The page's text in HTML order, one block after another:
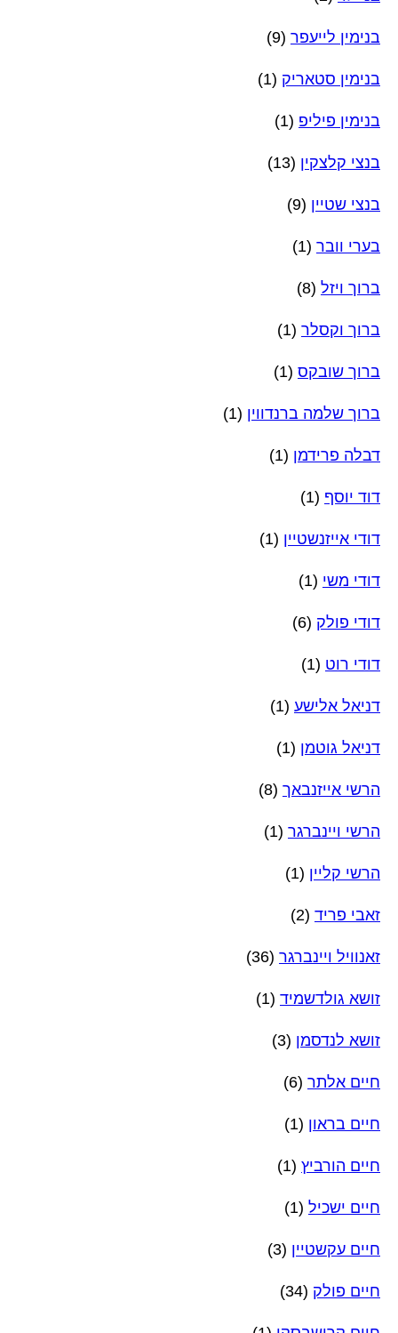
בנימין לייעפר (9)
בנימין סטאריק (1)
בנימין פיליפ (1)
בנצי קלצקין (13)
בנצי שטיין (9)
בערי וובר (1)
ברוך ויזל (8)
ברוך וקסלר (1)
ברוך שובקס (1)
ברוך שלמה ברנדווין (1)
דבלה פרידמן (1)
דוד יוסף (1)
דודי אייזנשטיין (1)
דודי משי (1)
דודי פולק (6)
דודי רוט (1)
דניאל אלישע (1)
דניאל גוטמן (1)
הרשי אייזנבאך (8)
הרשי ויינברגר (1)
הרשי קליין (1)
זאבי פריד (2)
זאנוויל ויינברגר (36)
זושא גולדשמיד (1)
זושא לנדסמן (3)
חיים אלתר (6)
חיים בראון (1)
חיים הורביץ (1)
חיים ישכיל (1)
חיים עקשטיין (3)
חיים פולק (34)